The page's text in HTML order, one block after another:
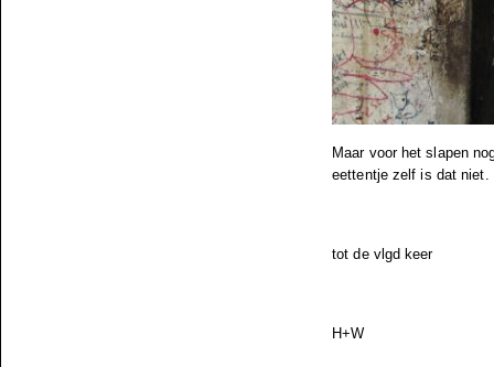
Maar voor het slapen
eettentje zelf is dat niet.
tot de vlgd keer
H+W